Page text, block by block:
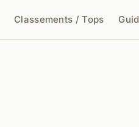
Classements / Tops